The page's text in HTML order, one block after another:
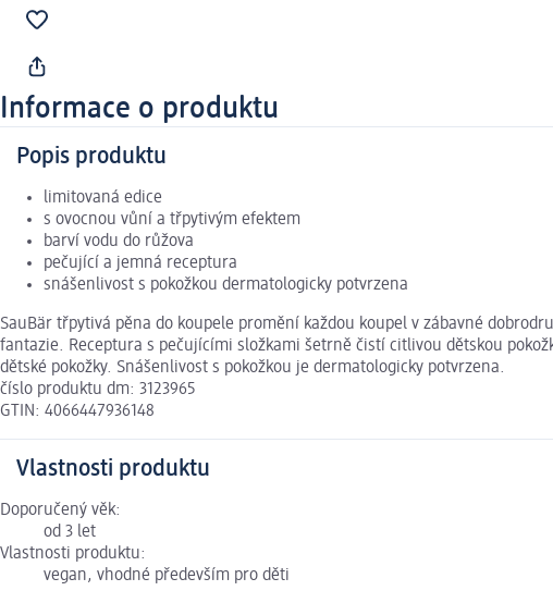
Informace o produktu
Popis produktu
limitovaná edice
s ovocnou vůní a třpytivým efektem
barví vodu do růžova
pečující a jemná receptura
snášenlivost s pokožkou dermatologicky potvrzena
SauBär třpytivá pěna do koupele promění každou koupel v zábavné
fantazie. Receptura s pečujícími složkami šetrně čistí citlivou dětskou
dětské pokožky. Snášenlivost s pokožkou je dermatologicky potvrzena.
číslo produktu dm: 3123965
GTIN: 4066447936148
Vlastnosti produktu
Doporučený věk:
od 3 let
Vlastnosti produktu:
vegan, vhodné především pro děti